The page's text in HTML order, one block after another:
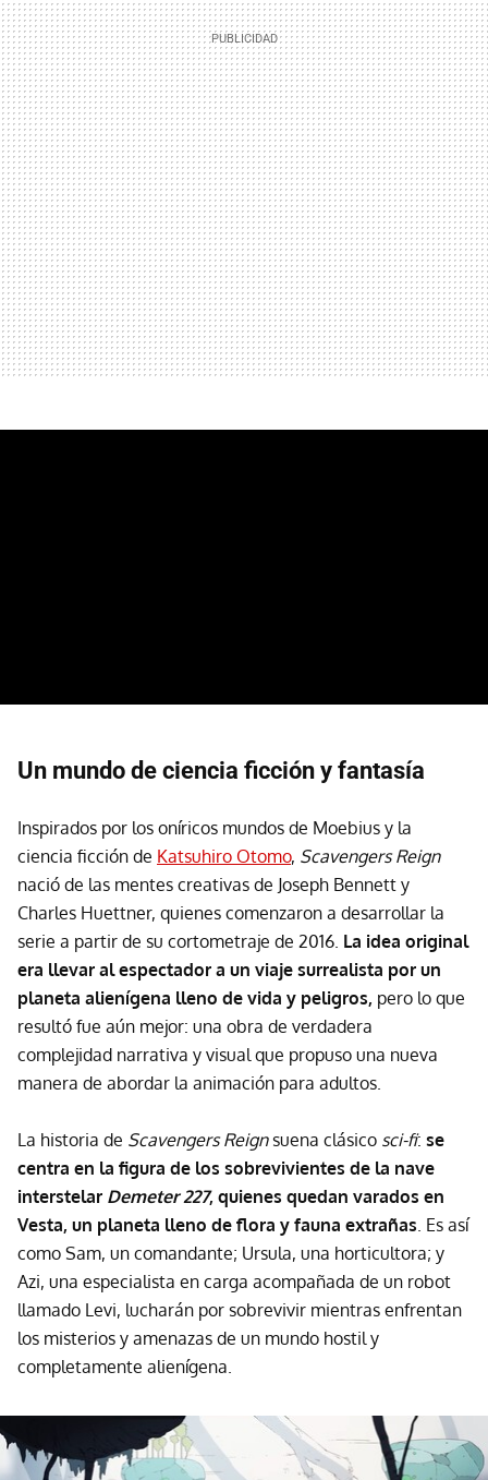
Un mundo de ciencia ficción y fantasía
Inspirados por los oníricos mundos de Moebius y la
ciencia ficción de Katsuhiro Otomo, Scavengers Reign
nació de las mentes creativas de Joseph Bennett y
Charles Huettner, quienes comenzaron a desarrollar la
serie a partir de su cortometraje de 2016. La idea original
era llevar al espectador a un viaje surrealista por un
planeta alienígena lleno de vida y peligros, pero lo que
resultó fue aún mejor: una obra de verdadera
complejidad narrativa y visual que propuso una nueva
manera de abordar la animación para adultos.
La historia de Scavengers Reignsuena clásico sci-fi: se
centra en la figura de los sobrevivientes de la nave
interstelar Demeter 227, quienes quedan varados en
Vesta, un planeta lleno de flora y fauna extrañas. Es así
como Sam, un comandante; Ursula, una horticultora; y
Azi, una especialista en carga acompañada de un robot
llamado Levi, lucharán por sobrevivir mientras enfrentan
los misterios y amenazas de un mundo hostil y
completamente alienígena.